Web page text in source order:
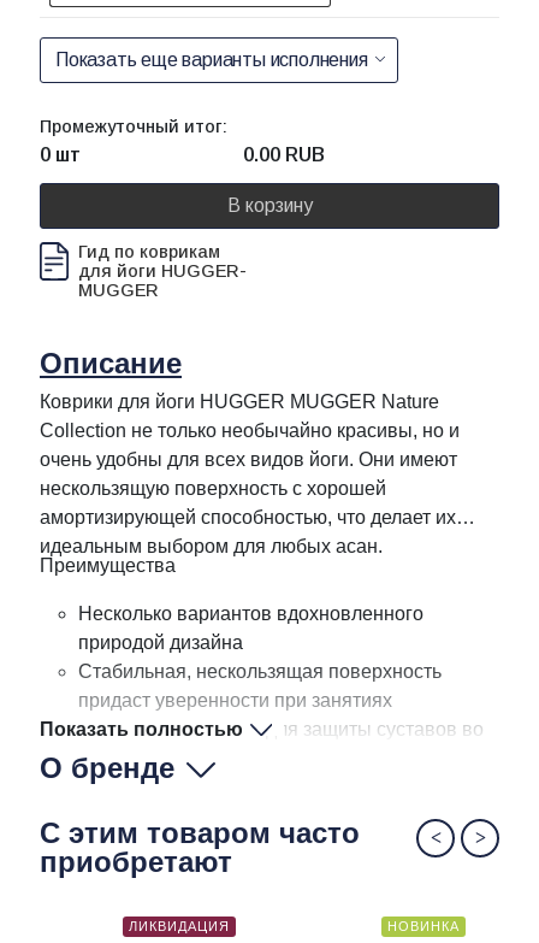
Показать еще варианты исполнения
Гид по коврикам
для йоги HUGGER-
MUGGER
Промежуточный итог:
0 шт 0.00 RUB
В корзину
Описание
Коврики для йоги HUGGER MUGGER Nature
Collection не только необычайно красивы, но и
очень удобны для всех видов йоги. Они имеют
нескользящую поверхность с хорошей
амортизирующей способностью, что делает их
идеальным выбором для любых асан.
Преимущества
Несколько вариантов вдохновленного
природой дизайна
Стабильная, нескользящая поверхность
придаст уверенности при занятиях
Легкая амортизация для защиты суставов во
время тренировок
Благодаря износостойкому материалу, коврик
Легкий, прочный и износостойкий материал
Не содержит латекса
Показать полностью
О бренде
С этим товаром часто
приобретают
ЛИКВИДАЦИЯ НОВИНКА